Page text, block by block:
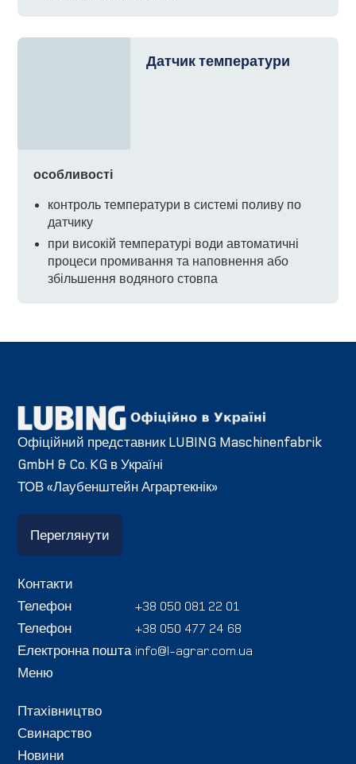
Датчик температури
особливості
контроль температури в системі поливу по
датчику
при високій температурі води автоматичні
процеси промивання та наповнення або
збільшення водяного стовпа
Офіційний представник LUBING Maschinenfabrik
GmbH & Co. KG в Україні
ТОВ «Лаубенштейн Аграртекнік»
Переглянути
Контакти
Телефон
+38 050 081 22 01
Телефон
+38 050 477 24 68
Електронна пошта info@l-agrar.com.ua
Меню
Птахівництво
Свинарство
Новини